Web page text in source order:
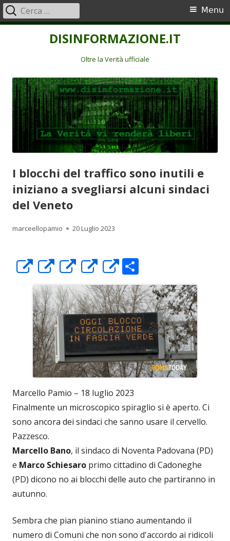
DISINFORMAZIONE.IT
Oltre la Verità ufficiale
Menu
principale
Menu
Ricerca
per:
I blocchi del traffico sono inutili e
iniziano a svegliarsi alcuni sindaci
del Veneto
Autore
marceellopamio Pubblicato
20 Luglio 2023
Apre
in
una
nuova
finestra
Apre
in
una
nuova
finestra
Apre
in
una
nuova
finestra
Apre
in
una
nuova
finestra
Apre
in
una
nuova
finestra
o
n
di
vi
di
Marcello Pamio – 18 luglio 2023
Finalmente un microscopico spiraglio si è aperto. Ci
sono ancora dei sindaci che sanno usare il cervello.
Pazzesco.
Marcello Bano, il sindaco di Noventa Padovana (PD)
e Marco Schiesaro primo cittadino di Cadoneghe
(PD) dicono no ai blocchi delle auto che partiranno in
autunno.
Sembra che pian pianino stiano aumentando il
numero di Comuni che non sono d'accordo ai ridicoli